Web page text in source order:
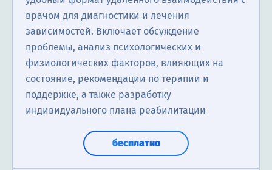
врачом для диагностики и лечения
зависимостей. Включает обсуждение
проблемы, анализ психологических и
физиологических факторов, влияющих на
состояние, рекомендации по терапии и
поддержке, а также разработку
индивидуального плана реабилитации
бесплатно